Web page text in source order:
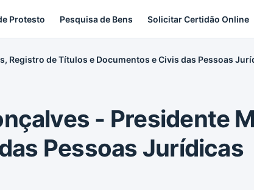
Protesto Pesquisa de Bens Solicitar Certidão Online
Registro de Títulos e Documentos e Civis das Pessoas
- Presidente
Pessoas Jurídicas